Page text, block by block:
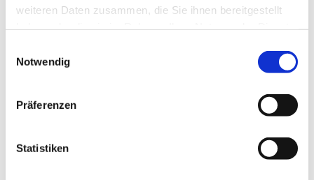
weiteren Daten zusammen, die Sie ihnen bereitgestellt
Notwendig
Präferenzen
Statistiken